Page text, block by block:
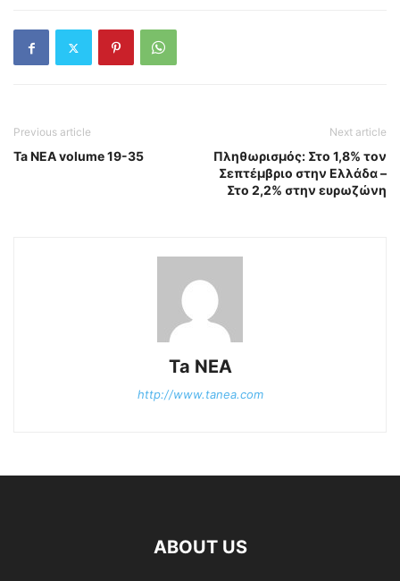
Previous article
Ta NEA volume 19-35
Next article
Πληθωρισμός: Στο 1,8% τον
Σεπτέμβριο στην Ελλάδα –
Στο 2,2% στην ευρωζώνη
Ta NEA
http://www.tanea.com
ABOUT US